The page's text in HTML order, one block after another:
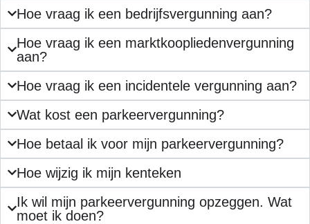
Hoe vraag ik een bedrijfsvergunning aan?
Hoe vraag ik een marktkoopliedenvergunning
aan?
Hoe vraag ik een incidentele vergunning aan?
Wat kost een parkeervergunning?
Hoe betaal ik voor mijn parkeervergunning?
Hoe wijzig ik mijn kenteken
Ik wil mijn parkeervergunning opzeggen. Wat
moet ik doen?